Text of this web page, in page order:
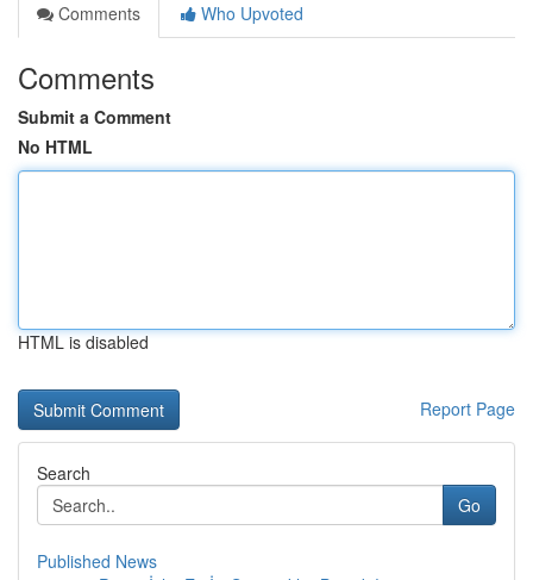
Comments
Who Upvoted
Comments
Submit a Comment
No HTML
HTML is disabled
Report Page
Search
Go
Published News